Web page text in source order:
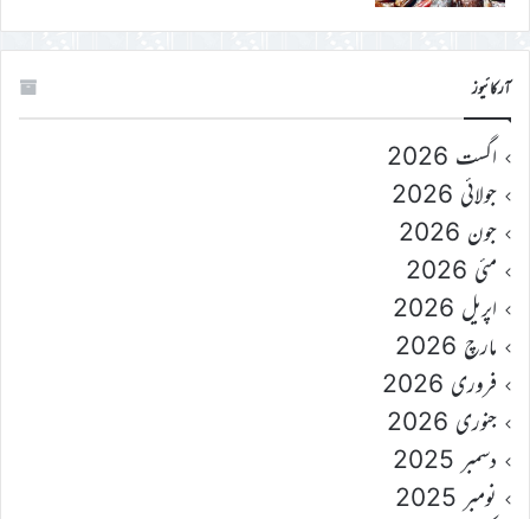
آرکائیوز
اگست 2026
جولائی 2026
جون 2026
مئی 2026
اپریل 2026
مارچ 2026
فروری 2026
جنوری 2026
دسمبر 2025
نومبر 2025